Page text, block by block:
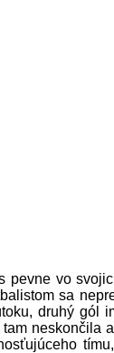
vo
sa
druhý gól
neskončila